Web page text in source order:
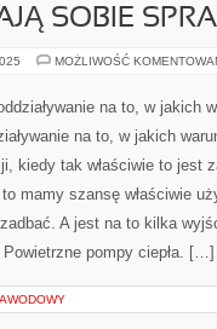
SOBIE
MOŻLIWOŚĆ
na to, w jakich
na to, w jakich
kiedy tak właściwie to jest
mamy szansę właściwie
A jest na to kilka
pompy ciepła. […]